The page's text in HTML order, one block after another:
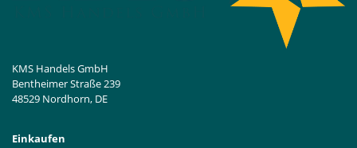
KMS Handels GmbH
Bentheimer Straße 239
48529 Nordhorn, DE
Einkaufen